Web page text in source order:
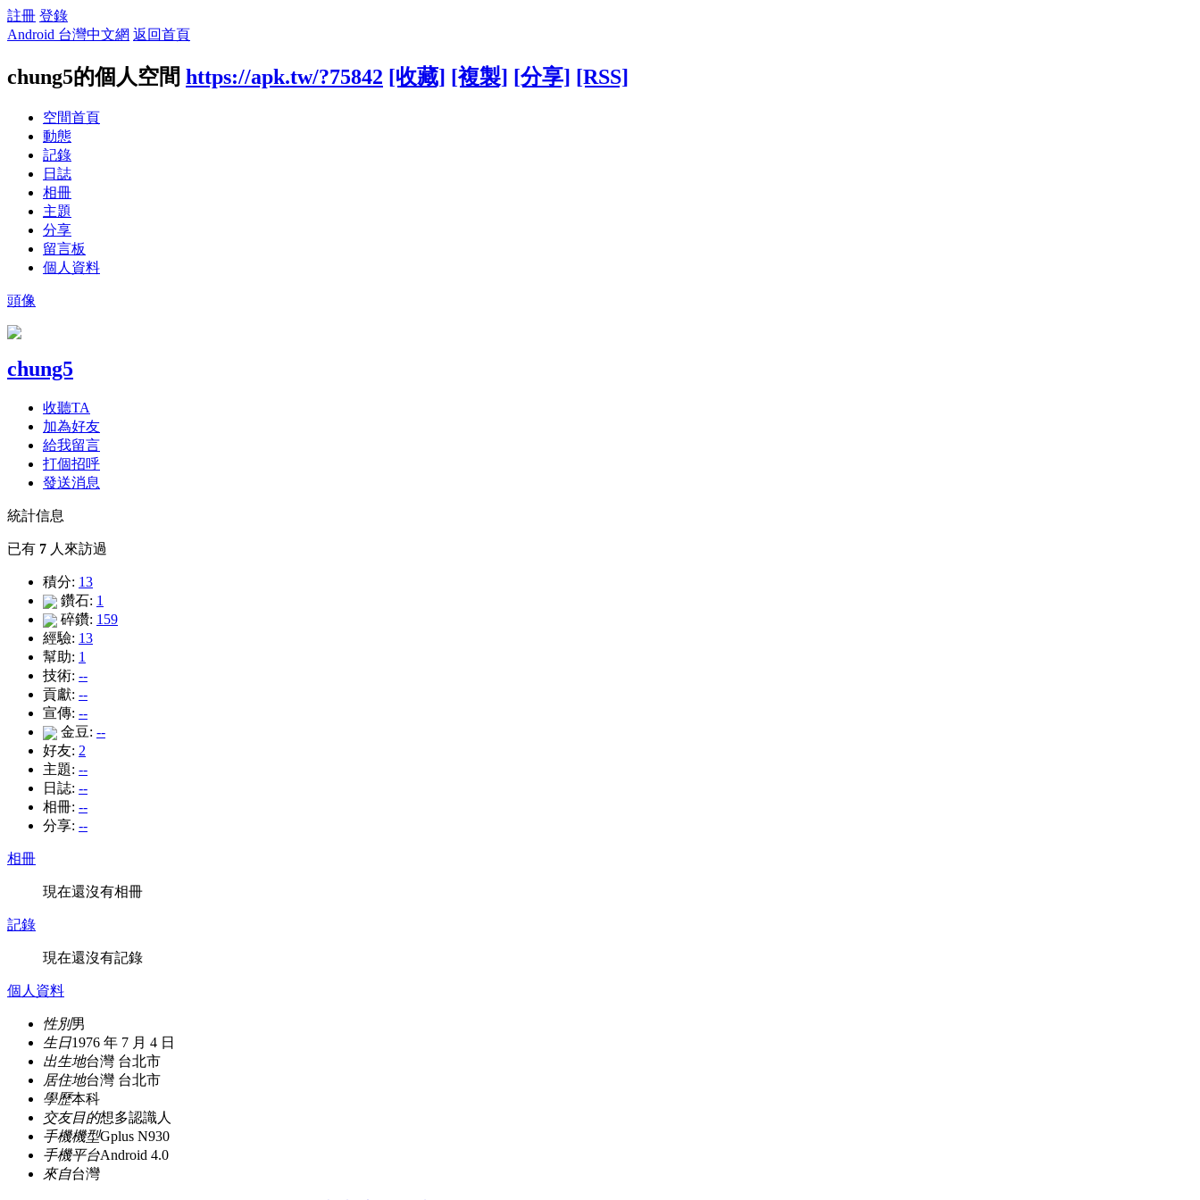
註冊 登錄
Android 台灣中文網 返回首頁
chung5的個人空間 https://apk.tw/?75842 [收藏] [複製] [分享] [RSS]
空間首頁
動態
記錄
日誌
相冊
主題
分享
留言板
個人資料
頭像
chung5
收聽TA
加為好友
給我留言
打個招呼
發送消息
統計信息
已有 7 人來訪過
積分: 13
鑽石: 1
碎鑽: 159
經驗: 13
幫助: 1
技術: --
貢獻: --
宣傳: --
金豆: --
好友: 2
主題: --
日誌: --
相冊: --
分享: --
相冊
現在還沒有相冊
記錄
現在還沒有記錄
個人資料
性別男
生日1976 年 7 月 4 日
出生地台灣 台北市
居住地台灣 台北市
學歷本科
交友目的想多認識人
手機機型Gplus N930
手機平台Android 4.0
來自台灣